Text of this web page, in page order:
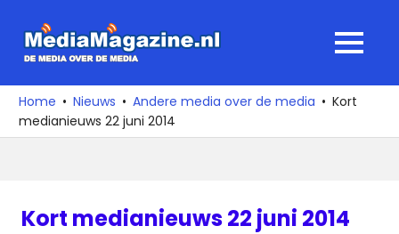
naar
media
over
de
MENU
Home Nieuws Andere media over de media
Kort
medianieuws 22 juni 2014
Kort medianieuws 22 juni 2014